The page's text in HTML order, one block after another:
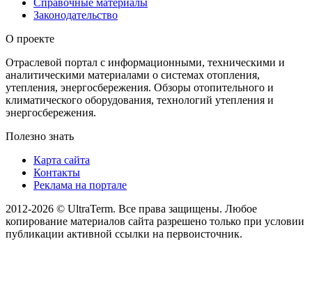
Справочные материалы
Законодательство
О проекте
Отраслевой портал с информационными, техническими и
аналитическими материалами о системах отопления,
утепления, энергосбережения. Обзоры отопительного и
климатического оборудования, технологий утепления и
энергосбережения.
Полезно знать
Карта сайта
Контакты
Реклама на портале
2012-2026 © UltraTerm. Все права защищены. Любое
копирование материалов сайта разрешено только при условии
публикации активной ссылки на первоисточник.